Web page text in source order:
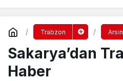
Trabzon Arsin
Sakarya’dan
Haber